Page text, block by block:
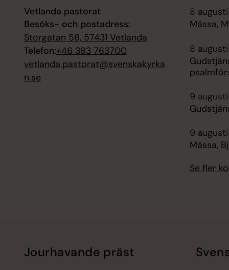
Vetlanda pastorat
Besöks- och postadress:
Storgatan 58, 57431 Vetlanda
Telefon:+46 383 763700
vetlanda.pastorat@svenskakyrka
n.se
8
Mässa,
8
9
9
Mässa,
Se fler
Jourhavande präst